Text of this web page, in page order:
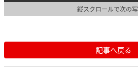
縦スクロールで次の
記事へ戻る